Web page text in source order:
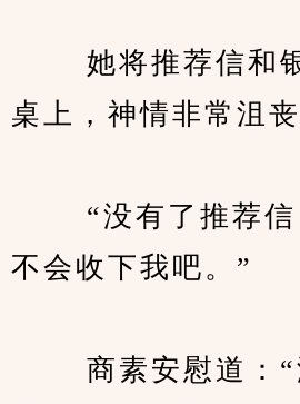
她将推荐信和银
桌上，神情非常沮丧
“没有了推荐信
不会收下我吧。”
商素安慰道：“